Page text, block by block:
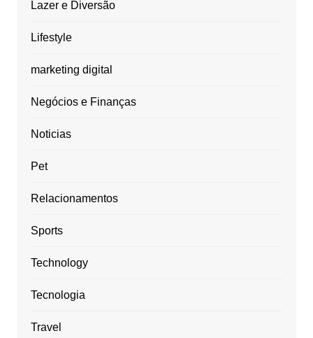
Lazer e Diversão
Lifestyle
marketing digital
Negócios e Finanças
Noticias
Pet
Relacionamentos
Sports
Technology
Tecnologia
Travel